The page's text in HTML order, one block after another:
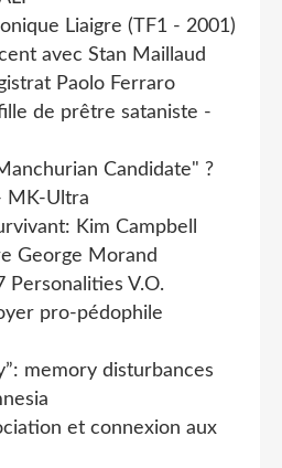
Liaigre (TF1 - 2001)
avec Stan Maillaud
Paolo Ferraro
de prêtre sataniste -
Candidate" ?
MK-Ultra
Kim Campbell
George Morand
V.O.
pro-pédophile
memory disturbances
et connexion aux